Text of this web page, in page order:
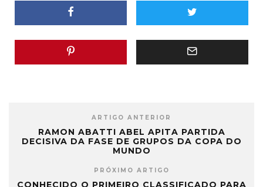
ARTIGO ANTERIOR
RAMON ABATTI ABEL APITA PARTIDA
DECISIVA DA FASE DE GRUPOS DA COPA DO
MUNDO
PRÓXIMO ARTIGO
CONHECIDO O PRIMEIRO CLASSIFICADO PARA